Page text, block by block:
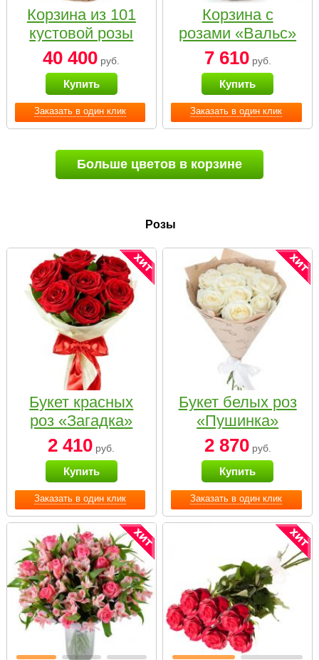
Заказать в один клик
Корзина из 101
кустовой розы
нежных тонов
40 400 руб.
Купить
Заказать в один клик
Корзина с
розами «Вальс»
7 610руб.
Купить
Больше цветов в корзине
Розы
Заказать в один клик
Букет красных
роз «Загадка»
2 410 руб.
Купить
Заказать в один клик
Букет белых роз
«Пушинка»
2 870руб.
Купить